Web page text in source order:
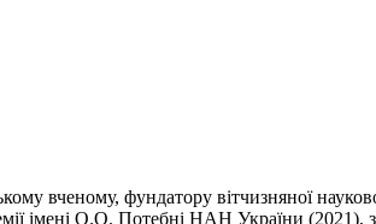
вченому, фундатору вітчизняної
імені О.О. Потебні НАН України (2021),